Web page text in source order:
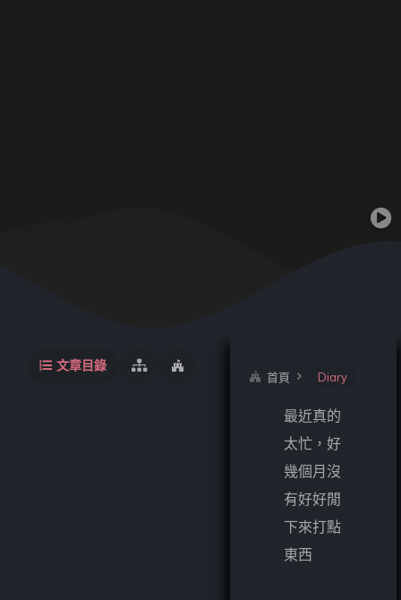
首頁 Diary
最近真的
太忙，好
幾個月沒
有好好閒
下來打點
東西
文章目錄